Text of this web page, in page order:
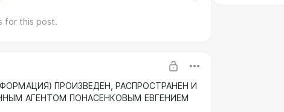
for this post.
ПРОИЗВЕДЕН, РАСПРОСТРАНЕН И
АГЕНТОМ ПОНАСЕНКОВЫМ ЕВГЕНИЕМ